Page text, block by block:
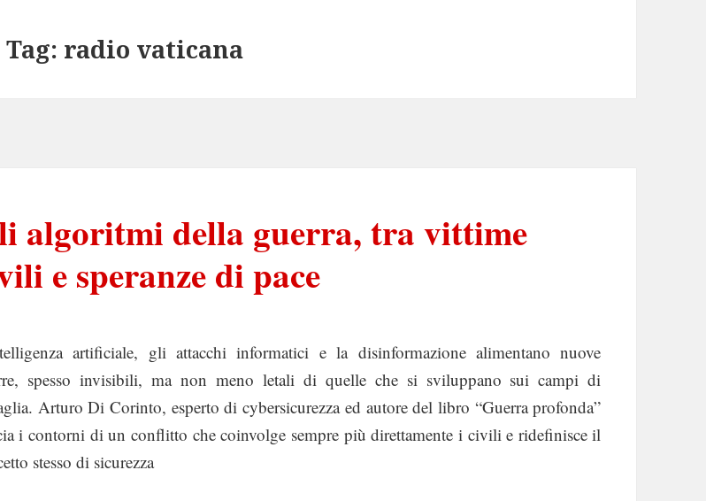
Tag: radio vaticana
algoritmi della guerra, tra vittime
e speranze di pace
artificiale, gli attacchi informatici e la disinformazione alimentano nuove
spesso invisibili, ma non meno letali di quelle che si sviluppano sui campi di
Arturo Di Corinto, esperto di cybersicurezza ed autore del libro “Guerra profonda”
i contorni di un conflitto che coinvolge sempre più direttamente i civili e ridefinisce il
stesso di sicurezza